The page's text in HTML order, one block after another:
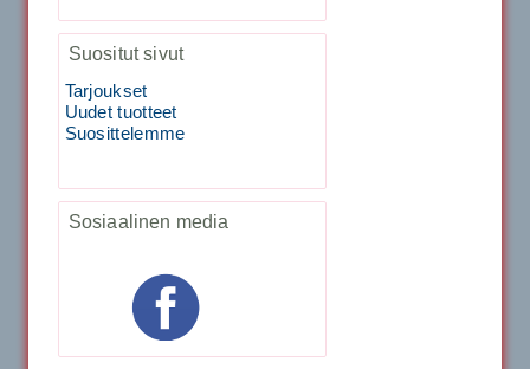
29.00€
Kirschbaum Flash Shark 200m
Käsiystäv&...
Suositut sivut
Tarjoukset
Uudet tuotteet
Suosittelemme
Sosiaalinen media